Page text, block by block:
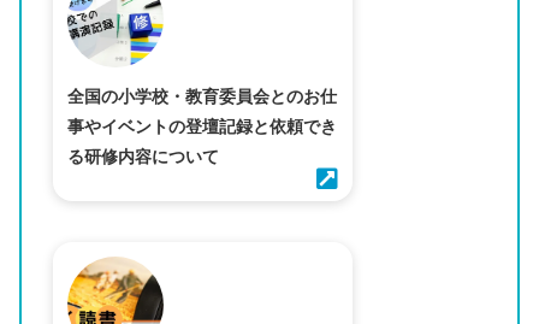
全国の小学校・教育委員会とのお仕
事やイベントの登壇記録と依頼でき
る研修内容について